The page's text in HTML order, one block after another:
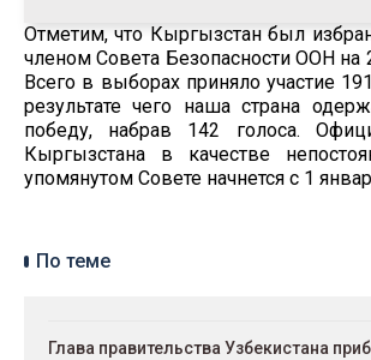
Отметим, что Кыргызстан был
членом Совета Безопасности ООН на
Всего в выборах приняло участие
результате чего наша страна
победу, набрав 142 голоса.
Кыргызстана в качестве
упомянутом Совете начнется с 1
По теме
Глава правительства Узбекистана